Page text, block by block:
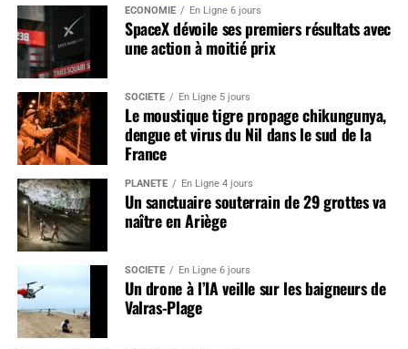
ÉCONOMIE En Ligne 6 jours
SpaceX dévoile ses premiers résultats avec
une action à moitié prix
SOCIÉTÉ En Ligne 5 jours
Le moustique tigre propage chikungunya,
dengue et virus du Nil dans le sud de la
France
PLANÈTE En Ligne 4 jours
Un sanctuaire souterrain de 29 grottes va
naître en Ariège
SOCIÉTÉ En Ligne 6 jours
Un drone à l’IA veille sur les baigneurs de
Valras-Plage